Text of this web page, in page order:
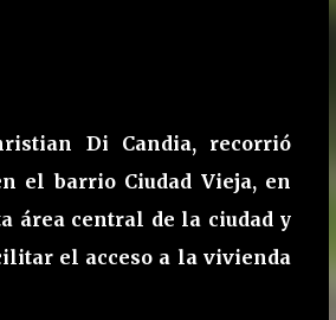
Di Candia, recorrió
el barrio Ciudad Vieja, en
área central de la ciudad y
el acceso a la vivienda